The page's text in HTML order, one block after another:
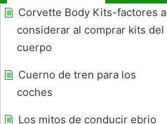
Corvette Body Kits-factores a
considerar al comprar kits del
cuerpo
Cuerno de tren para los
coches
Los mitos de conducir ebrio